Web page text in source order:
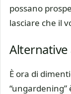
possano
lasciare che il
È ora di